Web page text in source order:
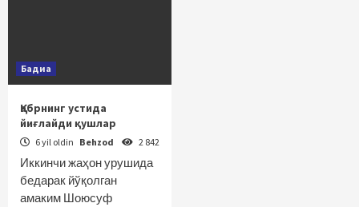
Бадиа
Қабрнинг устида
йиғлайди қушлар
6 yil oldin Behzod 2 842
Иккинчи жаҳон урушида
бедарак йўқолган
амаким Шоюсуф